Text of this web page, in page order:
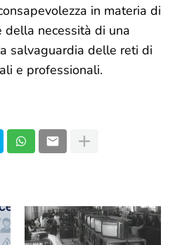
in materia di
della necessità di una
salvaguardia delle reti di
e professionali.